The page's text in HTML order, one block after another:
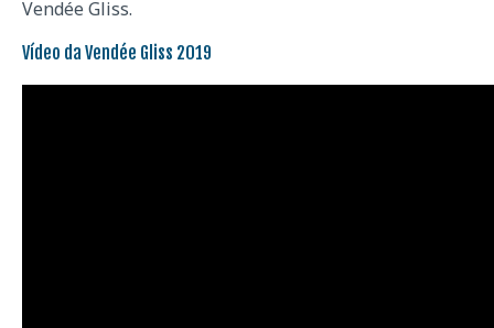
Vendée Gliss.
Vídeo da Vendée Gliss 2019